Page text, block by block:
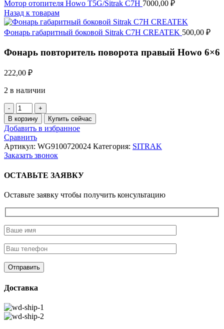
Мотор отопителя Howo T5G/Sitrak C7H 7000,00 ₽
Назад к товарам
Фонарь габаритный боковой Sitrak C7H CREATEK 500,00 ₽
Фонарь повторитель поворота правый Howo 6×6
222,00 ₽
2 в наличии
Количество
товара
Фонарь
повторитель
поворота
правый
Howo
В корзину Купить сейчас
Добавить в избранное
Сравнить
Артикул: WG9100720024 Категория: SITRAK
Заказать звонок
ОСТАВЬТЕ ЗАЯВКУ
Оставьте заявку чтобы получить консультацию
Доставка